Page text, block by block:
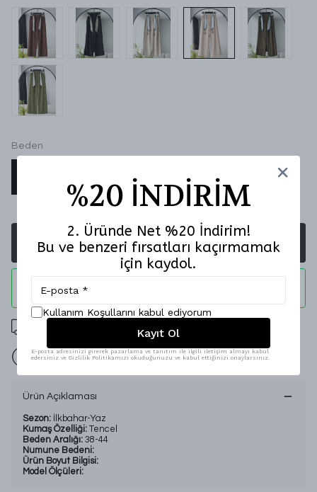
Beden
SEPETE EKLE
İade Garantisi
Ürün Açıklaması
Sezon: İlkbahar-Yaz
Kumaş Özelliği: Tencel
Beden Aralığı: 38-44
Numune Bedeni:
Ürün Boyut Bilgisi:
Model Ölçüleri:
%20 İNDİRİM
2. Üründe Net %20 İndirim!
Bu ve benzeri fırsatları kaçırmamak
için kaydol.
Kullanım Koşullarını kabul ediyorum
Kayıt Ol
E-posta adresinizi girerek pazarlama ve tanıtım ile ilgili iletişim almayı kabul
edersiniz ve Gizlilik Politikamızı okuduğunuzu ve kabul ettiğinizi onaylarsınız.